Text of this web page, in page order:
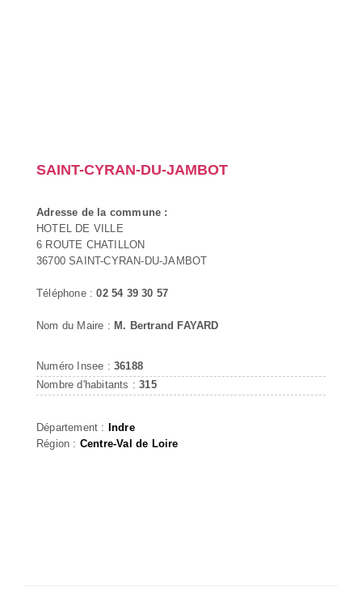
SAINT-CYRAN-DU-JAMBOT
Adresse de la commune :
HOTEL DE VILLE
6 ROUTE CHATILLON
36700 SAINT-CYRAN-DU-JAMBOT
Téléphone :02 54 39 30 57
Nom du Maire : M. Bertrand FAYARD
Numéro Insee : 36188
Nombre d'habitants :315
Département : Indre
Région : Centre-Val de Loire